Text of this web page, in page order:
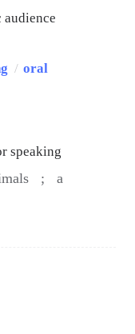
/ oral
speaking
;
a